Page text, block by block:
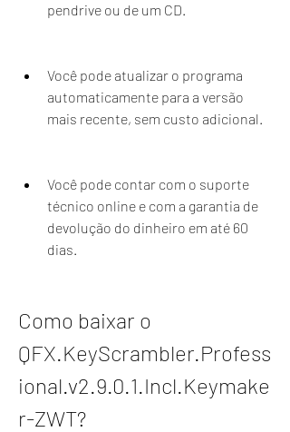
pendrive ou de um CD.
Você pode atualizar o programa
automaticamente para a versão
mais recente, sem custo adicional.
Você pode contar com o suporte
técnico online e com a garantia de
devolução do dinheiro em até 60
dias.
Como baixar o
QFX.KeyScrambler.Profess
ional.v2.9.0.1.Incl.Keymake
r-ZWT?